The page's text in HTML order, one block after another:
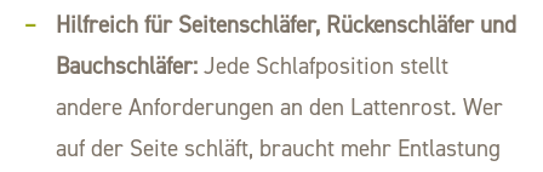
Hilfreich für Seitenschläfer, Rückenschläfer und
Bauchschläfer:Jede Schlafposition stellt
andere Anforderungen an den Lattenrost. Wer
auf der Seite schläft, braucht mehr Entlastung